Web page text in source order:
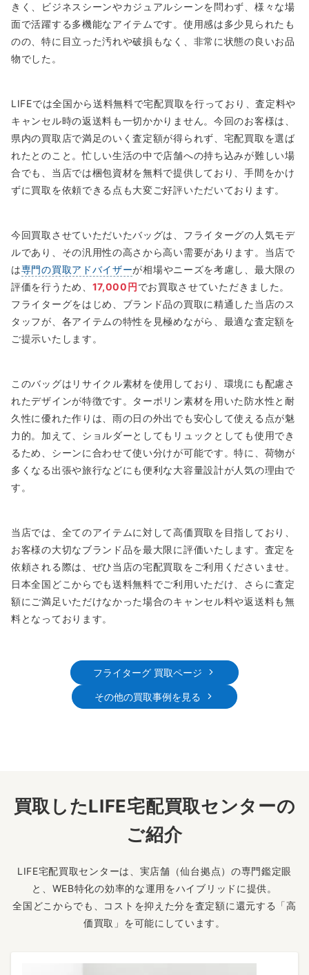
きく、ビジネスシーンやカジュアルシーンを問わず、様々な場
面で活躍する多機能なアイテムです。使用感は多少見られたも
のの、特に目立った汚れや破損もなく、非常に状態の良いお品
物でした。
LIFEでは全国から送料無料で宅配買取を行っており、査定料や
キャンセル時の返送料も一切かかりません。今回のお客様は、
県内の買取店で満足のいく査定額が得られず、宅配買取を選ば
れたとのこと。忙しい生活の中で店舗への持ち込みが難しい場
合でも、当店では梱包資材を無料で提供しており、手間をかけ
ずに買取を依頼できる点も大変ご好評いただいております。
今回買取させていただいたバッグは、フライターグの人気モデ
ルであり、その汎用性の高さから高い需要があります。当店で
は専門の買取アドバイザーが相場やニーズを考慮し、最大限の
評価を行うため、 17,000円でお買取させていただきました。
フライターグをはじめ、ブランド品の買取に精通した当店のス
タッフが、各アイテムの特性を見極めながら、最適な査定額を
ご提示いたします。
このバッグはリサイクル素材を使用しており、環境にも配慮さ
れたデザインが特徴です。ターポリン素材を用いた防水性と耐
久性に優れた作りは、雨の日の外出でも安心して使える点が魅
力的。加えて、ショルダーとしてもリュックとしても使用でき
るため、シーンに合わせて使い分けが可能です。特に、荷物が
多くなる出張や旅行などにも便利な大容量設計が人気の理由で
す。
当店では、全てのアイテムに対して高価買取を目指しており、
お客様の大切なブランド品を最大限に評価いたします。査定を
依頼される際は、ぜひ当店の宅配買取をご利用くださいませ。
日本全国どこからでも送料無料でご利用いただけ、さらに査定
額にご満足いただけなかった場合のキャンセル料や返送料も無
料となっております。
フライターグ 買取ページ
その他の買取事例を見る
買取したLIFE宅配買取センターの
ご紹介
LIFE宅配買取センターは、実店舗（仙台拠点）の専門鑑定眼
と、WEB特化の効率的な運用をハイブリッドに提供。
全国どこからでも、コストを抑えた分を査定額に還元する「高
価買取」を可能にしています。